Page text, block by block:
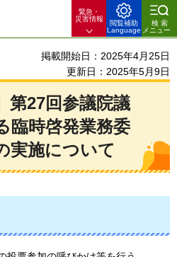
緊急・
災害情報
閲覧補助
Language
検索
メニュー
掲載開始日：2025年4月25日
更新日：2025年5月9日
第27回参議院議
臨時啓発業務委
実施について